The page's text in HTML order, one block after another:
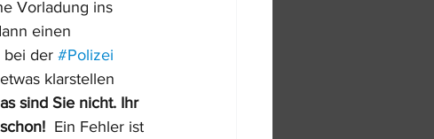
Vorladung ins
einen
bei der #Polizei
klarstellen
sind Sie nicht. Ihr
Ein Fehler ist